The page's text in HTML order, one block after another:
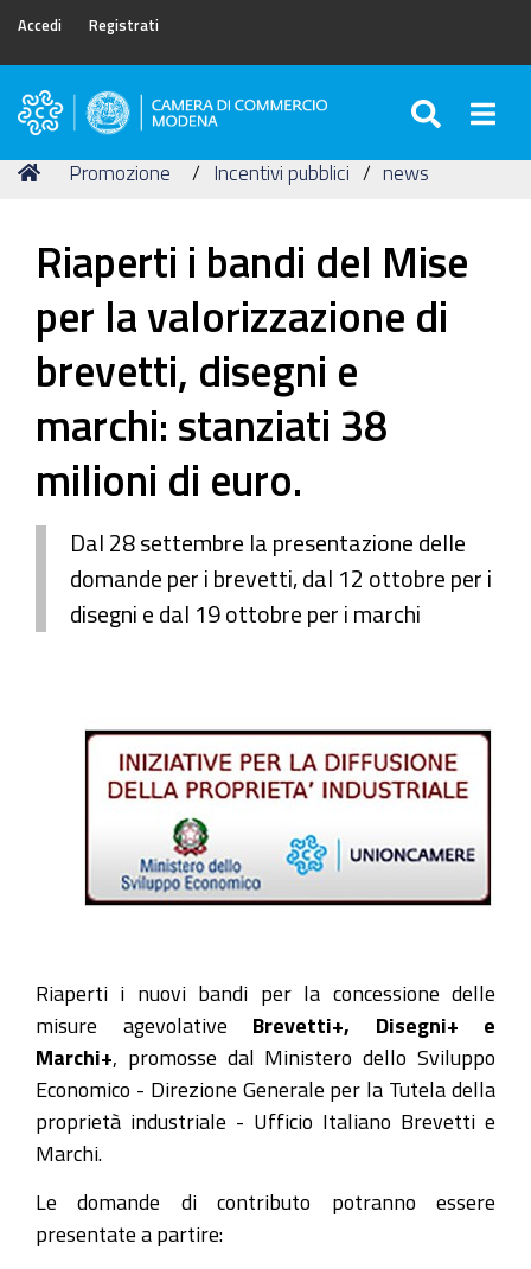
Accedi Registrati
Camera
Commercio
Tu
Home
Promozione Incentivi pubblici news
Riaperti i bandi del Mise
per la valorizzazione di
brevetti, disegni e
marchi: stanziati 38
milioni di euro.
Dal 28 settembre la presentazione delle
domande per i brevetti, dal 12 ottobre per i
disegni e dal 19 ottobre per i marchi
Riaperti i nuovi bandi per la concessione delle
misure agevolative Brevetti+, Disegni+ e
Marchi+ , promosse dal Ministero dello Sviluppo
Economico - Direzione Generale per la Tutela della
proprietà industriale - Ufficio Italiano Brevetti e
Marchi.
Le domande di contributo potranno essere
presentate a partire: